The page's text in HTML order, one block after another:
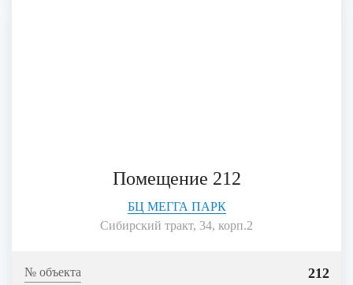
Помещение 212
БЦ МЕГГА ПАРК
Сибирский тракт, 34, корп.2
212